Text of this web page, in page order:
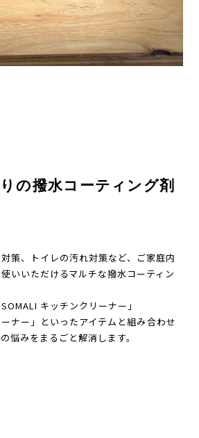
の撥水コーティング剤
策、トイレの汚れ対策など、ご家庭内
いいただけるマルチな撥水コーティン
キッチンクリーナー」
ーナー」といったアイテムと組み合わせ
悩みをまるごと解消します。